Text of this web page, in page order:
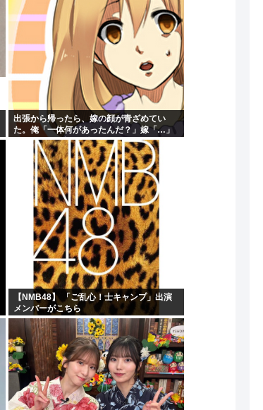
出張から帰ったら、嫁の顔が青ざめてい
た。俺「一体何があったんだ？」嫁「…」
→子供たちに話を聞くと…
【NMB48】 「ご乱心！士キャンプ」出演
メンバーがこちら